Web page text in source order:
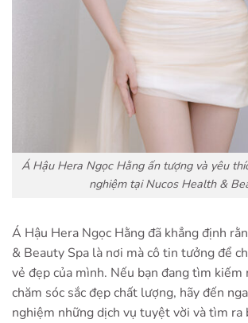
Á Hậu Hera Ngọc Hằng ấn tượng và yêu
nghiệm tại Nucos Health &
Á Hậu Hera Ngọc Hằng đã khẳng định
& Beauty Spa là nơi mà cô tin tưởng để
vẻ đẹp của mình. Nếu bạn đang tìm kiếm
chăm sóc sắc đẹp chất lượng, hãy đến
nghiệm những dịch vụ tuyệt vời và tìm ra